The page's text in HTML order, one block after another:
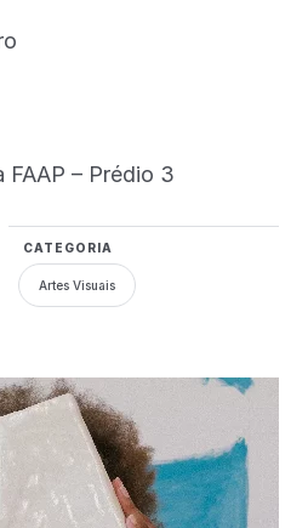
– Prédio 3
CATEGORIA
Artes Visuais